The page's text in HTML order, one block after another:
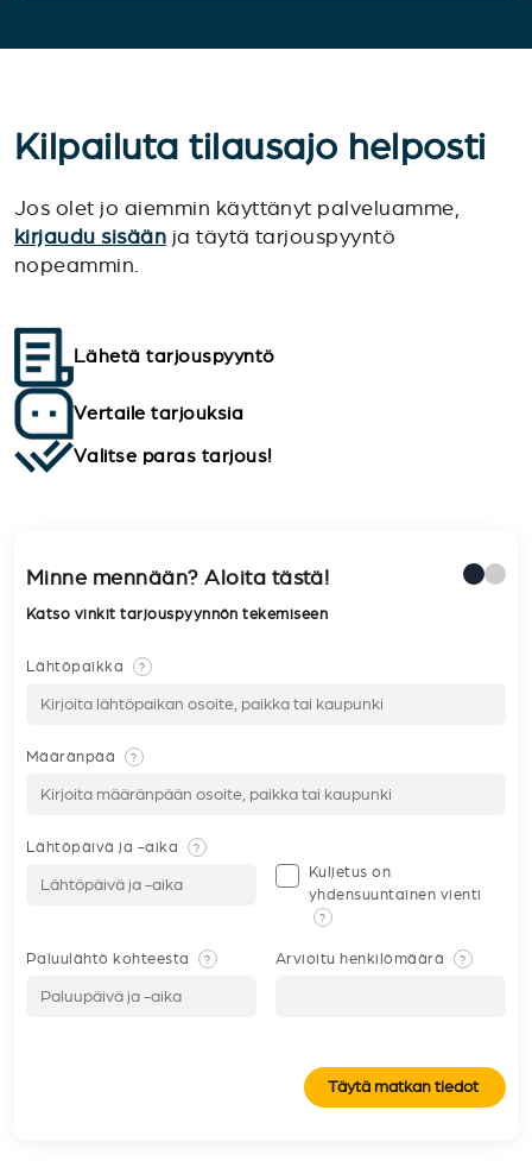
Kilpailuta tilausajo helposti
Jos olet jo aiemmin käyttänyt palveluamme,
kirjaudu sisään ja täytä tarjouspyyntö
nopeammin.
Lähetä tarjouspyyntö
Vertaile tarjouksia
Valitse paras tarjous!
Minne mennään? Aloita tästä!
Katso vinkit tarjouspyynnön tekemiseen
Lähtöpaikka ?
Määränpää ?
Lähtöpäivä ja -aika ?
Kuljetus on
yhdensuuntainen vienti
?
Paluulähtö kohteesta ? Arvioitu henkilömäärä ?
Täytä matkan tiedot